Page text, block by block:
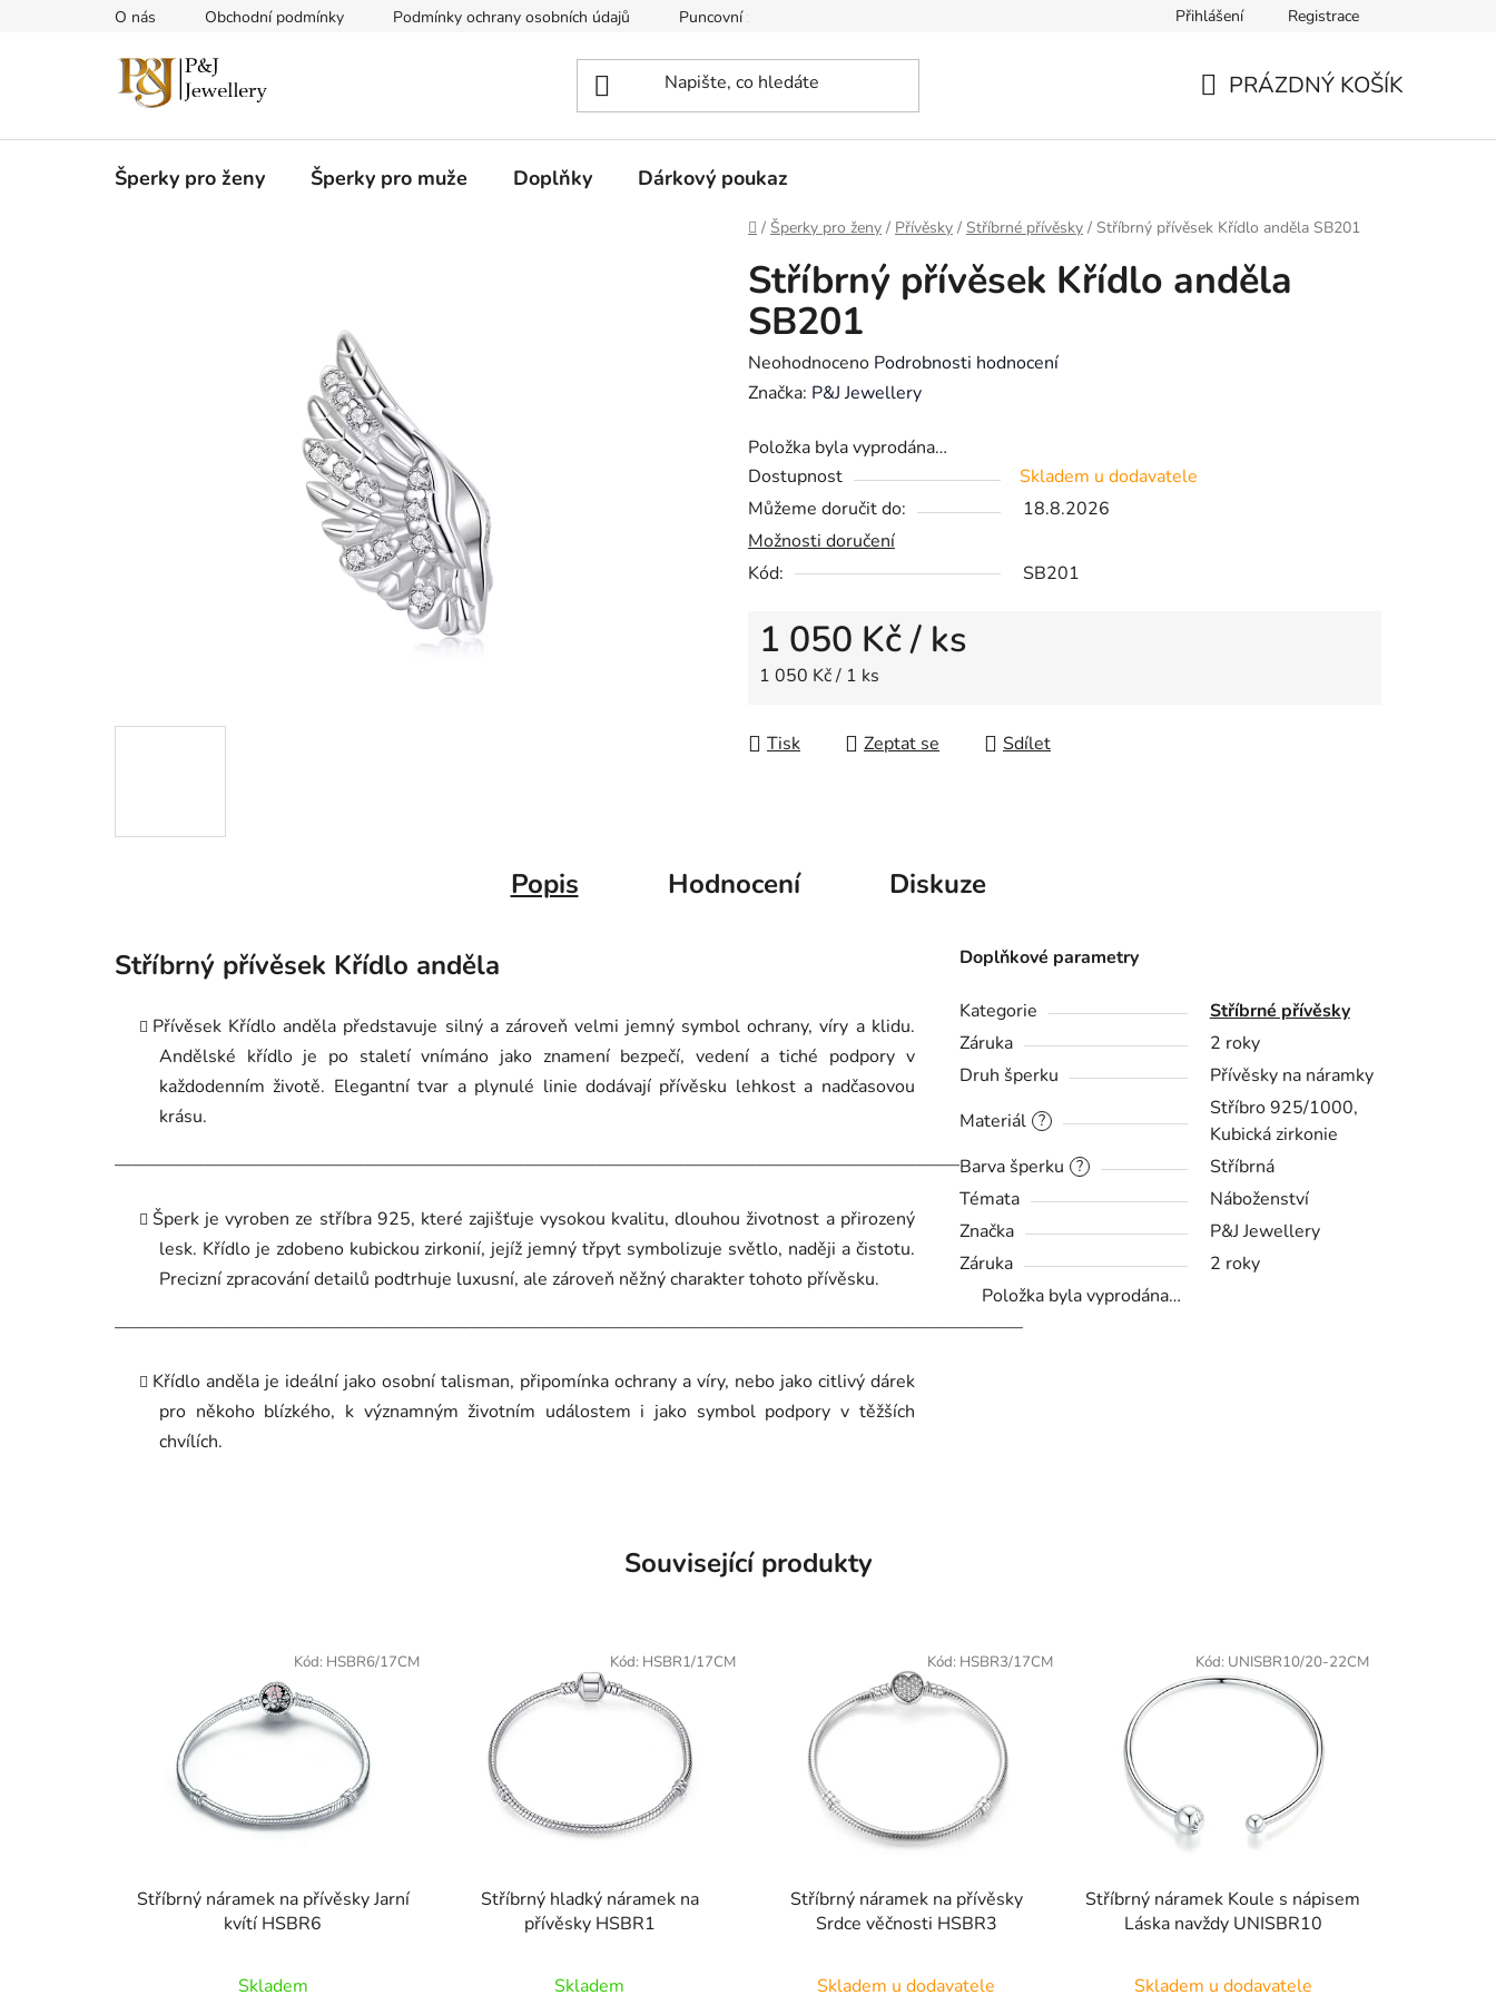
O nás Obchodní podmínky Podmínky ochrany osobních údajů Puncovní značky Výměna zboží a reklamace Kontakt Výběr velikosti
Přihlášení Registrace
PRÁZDNÝ KOŠÍK
Šperky pro ženy Šperky pro muže Doplňky Dárkový poukaz
Domů
/ Šperky pro ženy / Přívěsky / Stříbrné přívěsky / Stříbrný přívěsek Křídlo anděla SB201
Stříbrný přívěsek Křídlo anděla
SB201
Průměrné
hodnocení
je
0,0
z
5
hvězdiček.
Neohodnoceno Podrobnosti hodnocení
Značka: P&J Jewellery
Položka byla vyprodána…
Dostupnost
Skladem u dodavatele
Můžeme doručit do:
18.8.2026
Možnosti doručení
Kód:
SB201
1 050 Kč/ ks
Měrná cena:
1 050 Kč / 1 ks
Tisk Zeptat se Sdílet
Popis Hodnocení Diskuze
Stříbrný přívěsek Křídlo anděla
Přívěsek Křídlo anděla představuje silný a zároveň velmi jemný symbol ochrany, víry a klidu.
Andělské křídlo je po staletí vnímáno jako znamení bezpečí, vedení a tiché podpory v
každodenním životě. Elegantní tvar a plynulé linie dodávají přívěsku lehkost a nadčasovou
krásu.
———————————————————————————————————————————————————
Šperk je vyroben ze stříbra 925, které zajišťuje vysokou kvalitu, dlouhou životnost a přirozený
lesk. Křídlo je zdobeno kubickou zirkonií, jejíž jemný třpyt symbolizuje světlo, naději a čistotu.
Precizní zpracování detailů podtrhuje luxusní, ale zároveň něžný charakter tohoto přívěsku.
———————————————————————————————————————————————————
Křídlo anděla je ideální jako osobní talisman, připomínka ochrany a víry, nebo jako citlivý dárek
pro někoho blízkého, k významným životním událostem i jako symbol podpory v těžších
chvílích.
Doplňkové parametry
Kategorie
Stříbrné přívěsky
Záruka
2 roky
Druh šperku
Přívěsky na náramky
?
Materiál
Stříbro 925/1000,
Kubická zirkonie
?
Barva šperku
Stříbrná
Témata
Náboženství
Značka
P&J Jewellery
Záruka
2 roky
Položka byla vyprodána…
Související produkty
Stříbrný náramek na přívěsky Jarní
kvítí HSBR6
Skladem
Kód: HSBR6/17CM
Stříbrný hladký náramek na
přívěsky HSBR1
Skladem
Kód: HSBR1/17CM
Stříbrný náramek na přívěsky
Srdce věčnosti HSBR3
Skladem u dodavatele
Kód: HSBR3/17CM
Stříbrný náramek Koule s nápisem
Láska navždy UNISBR10
Skladem u dodavatele
Kód: UNISBR10/20-22CM